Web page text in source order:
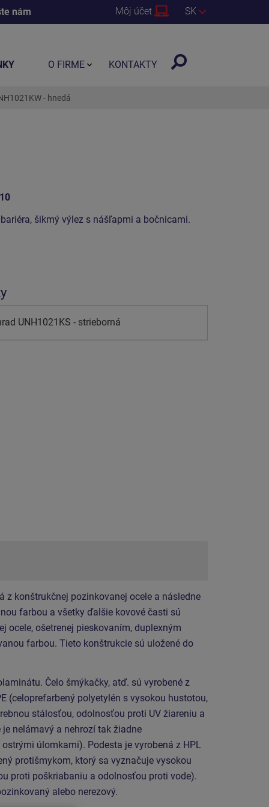
nám Môj účet SK
- hnedá
šikmý výlez s nášľapmi a bočnicami.
UNH1021KS - strieborná
z konštrukčnej pozinkovanej ocele a následne
farbou a všetky ďalšie kovové časti sú
ocele, ošetrenej pieskovaním, duplexným
farbou. Tieto konštrukcie sú uložené do
Čelo šmýkačky, atď. sú vyrobené z
(celoprefarbený polyetylén s vysokou hustotou,
stálosťou, odolnosťou proti UV žiareniu a
nelámavý a nehrozí tak žiadne
úlomkami). Podesta je vyrobená z HPL
protišmykom, ktorý sa vyznačuje vysokou
proti poškriabaniu a odolnosťou proti vode).
alebo nerezový.
O FIRME KONTAKTY